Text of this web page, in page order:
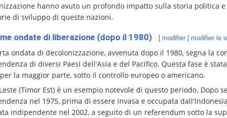
hanno avuto un profondo impatto sulla storia politica
di sviluppo di queste nazioni.
ondate di liberazione (dopo il 1980) [ modifier |modifier le
ondata di decolonizzazione, avvenuta dopo il 1980, segna la
di diversi Paesi dell'Asia e del Pacifico. Questa fase è
la maggior parte, sotto il controllo europeo o americano.
(Timor Est) è un esempio notevole di questo periodo. Dopo
nel 1975, prima di essere invasa e occupata
indipendente nel 2002, a seguito di un referendum sotto la